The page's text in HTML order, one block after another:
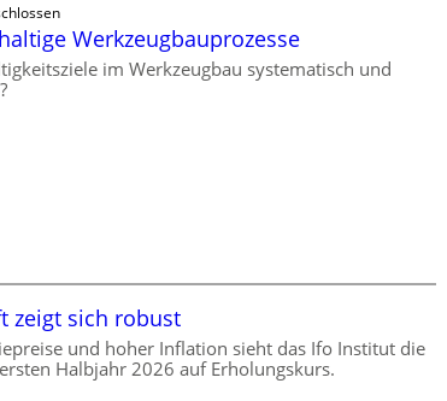
Werkzeugbauprozesse
im Werkzeugbau systematisch und
zeigt sich robust
und hoher Inflation sieht das Ifo Institut die
Halbjahr 2026 auf Erholungskurs.